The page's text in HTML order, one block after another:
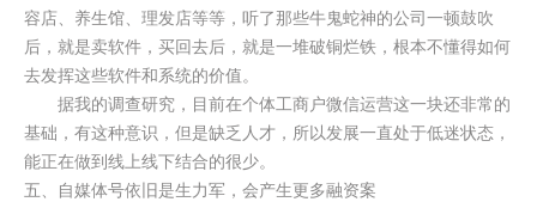
容店、养生馆、理发店等等，听了那些牛鬼蛇神的公司一顿鼓吹
后，就是卖软件，买回去后，就是一堆破铜烂铁，根本不懂得如何
去发挥这些软件和系统的价值。
据我的调查研究，目前在个体工商户微信运营这一块还非常的
基础，有这种意识，但是缺乏人才，所以发展一直处于低迷状态，
能正在做到线上线下结合的很少。
五、自媒体号依旧是生力军，会产生更多融资案